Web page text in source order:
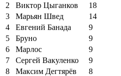
2
Виктор Цыганков
18
3
Марьян Швед
14
4
Евгений Банада
9
5
Бруно
9
6
Марлос
9
7
Сергей Вакуленко
9
8
Максим Дегтярёв
8